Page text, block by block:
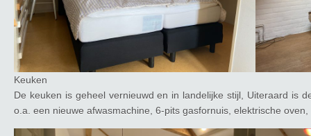
Keuken
De keuken is geheel vernieuwd en in landelijke stijl, Uiteraard is
o.a. een nieuwe afwasmachine, 6-pits gasfornuis, elektrische